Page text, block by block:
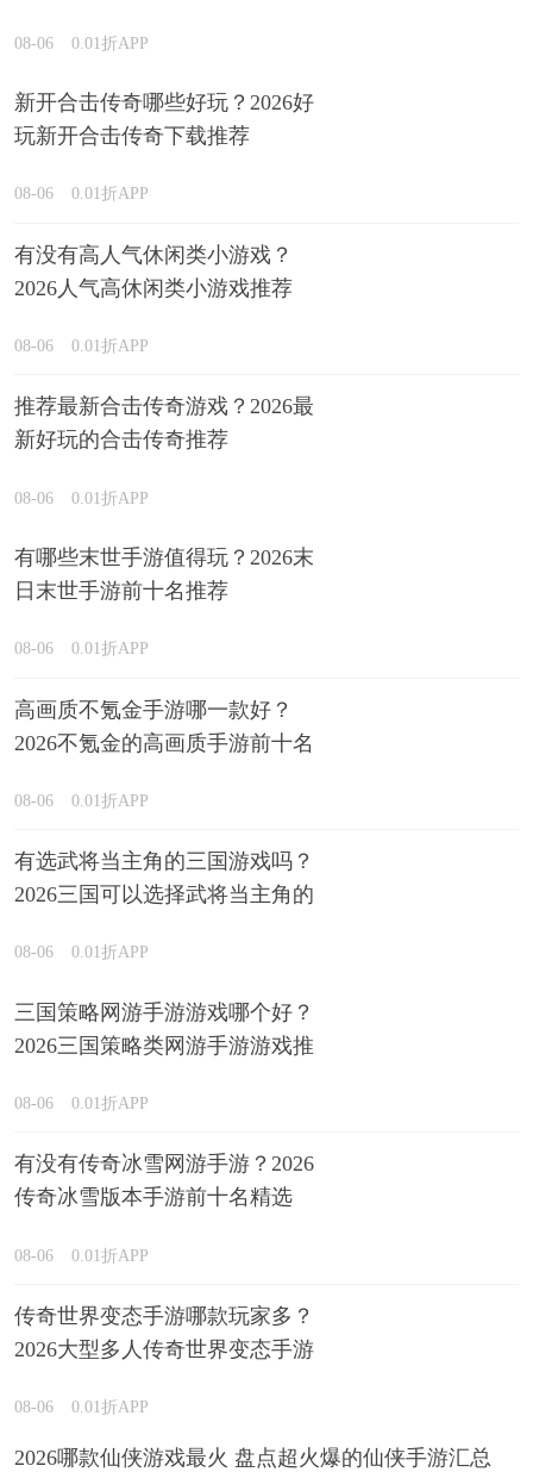
08-06 0.01折APP
新开合击传奇哪些好玩？2026好
玩新开合击传奇下载推荐
08-06 0.01折APP
有没有高人气休闲类小游戏？
2026人气高休闲类小游戏推荐
08-06 0.01折APP
推荐最新合击传奇游戏？2026最
新好玩的合击传奇推荐
08-06 0.01折APP
有哪些末世手游值得玩？2026末
日末世手游前十名推荐
08-06 0.01折APP
高画质不氪金手游哪一款好？
2026不氪金的高画质手游前十名
08-06 0.01折APP
有选武将当主角的三国游戏吗？
2026三国可以选择武将当主角的
08-06 0.01折APP
三国策略网游手游游戏哪个好？
2026三国策略类网游手游游戏推
08-06 0.01折APP
有没有传奇冰雪网游手游？2026
传奇冰雪版本手游前十名精选
08-06 0.01折APP
传奇世界变态手游哪款玩家多？
2026大型多人传奇世界变态手游
08-06 0.01折APP
2026哪款仙侠游戏最火 盘点超火爆的仙侠手游汇总